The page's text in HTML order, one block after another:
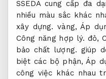
SSEDA cung cấp đa
nhiều màu sắc khác
xây dựng. vàng,Áp
Công năng hợp lý. đỏ,
bảo chất lượng. giúp
biệt các bộ phận,Áp
công việc khác nhau